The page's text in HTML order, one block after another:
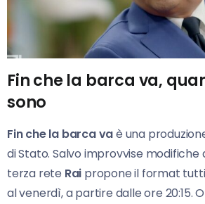
Fin che la barca va,
sono
Fin che la barca vaè una
di Stato. Salvo improvvise modifiche
terza rete Rai propone il format tutti
al venerdì, a partire dalle ore 20:15.